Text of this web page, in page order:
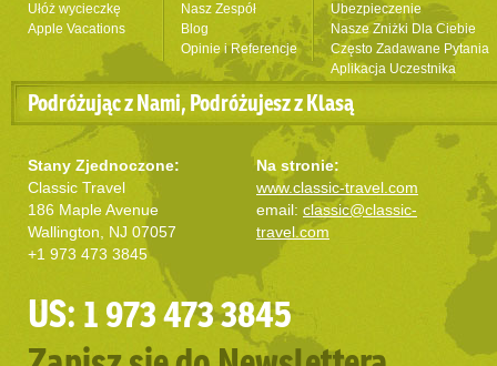
Ułóż wycieczkę
Apple Vacations
Nasz Zespół
Blog
Opinie i Referencje
Ubezpieczenie
Nasze Zniżki Dla Ciebie
Często Zadawane Pytania
Aplikacja Uczestnika
Podróżując z Nami, Podróżujesz z Klasą
Stany Zjednoczone:
Classic Travel
186 Maple Avenue
Wallington, NJ 07057
+1 973 473 3845
Na stronie:
www.classic-travel.com
email: classic@classic-
travel.com
US: 1 973 473 3845